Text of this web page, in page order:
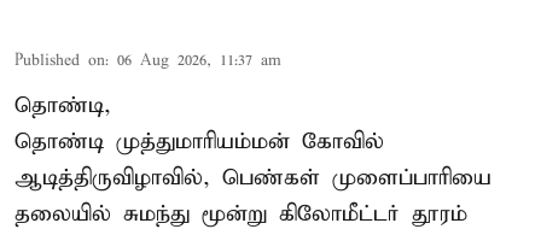
Published on: 06 Aug 2026, 11:37 am
தொண்டி,
தொண்டி முத்துமாரியம்மன் கோவில்
ஆடித்திருவிழாவில், பெண்கள் முளைப்பாரியை
தலையில் சுமந்து மூன்று கிலோமீட்டர் தூரம்